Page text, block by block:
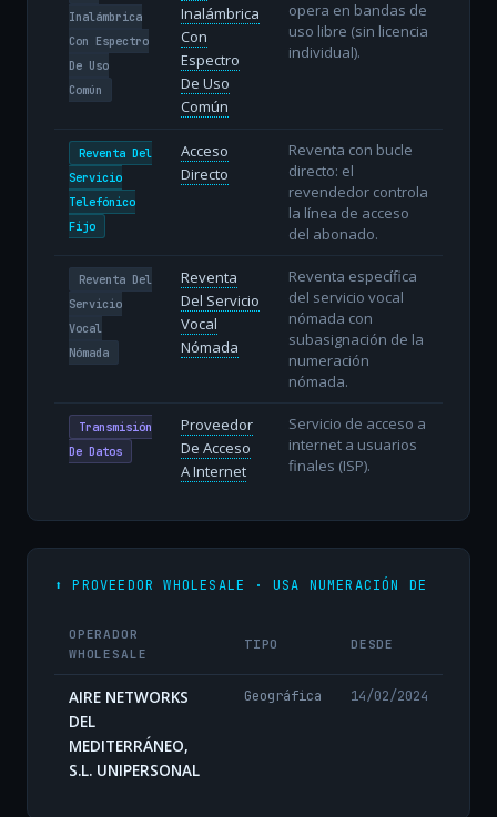
Inalámbrica
Con Espectro
De Uso
Común
Inalámbrica
Con
Espectro
De Uso
Común
opera en bandas de
uso libre (sin licencia
individual).
Reventa Del
Servicio
Telefónico
Fijo
Acceso
Directo
Reventa con bucle
directo: el
revendedor controla
la línea de acceso
del abonado.
Reventa Del
Servicio
Vocal
Nómada
Reventa
Del Servicio
Vocal
Nómada
Reventa específica
del servicio vocal
nómada con
subasignación de la
numeración
nómada.
Transmisión
De Datos
Proveedor
De Acceso
A Internet
Servicio de acceso a
internet a usuarios
finales (ISP).
⬆️ PROVEEDOR WHOLESALE · USA NUMERACIÓN DE
OPERADOR
WHOLESALE
TIPO DESDE
AIRE NETWORKS
DEL
MEDITERRÁNEO,
S.L. UNIPERSONAL
Geográfica 14/02/2024